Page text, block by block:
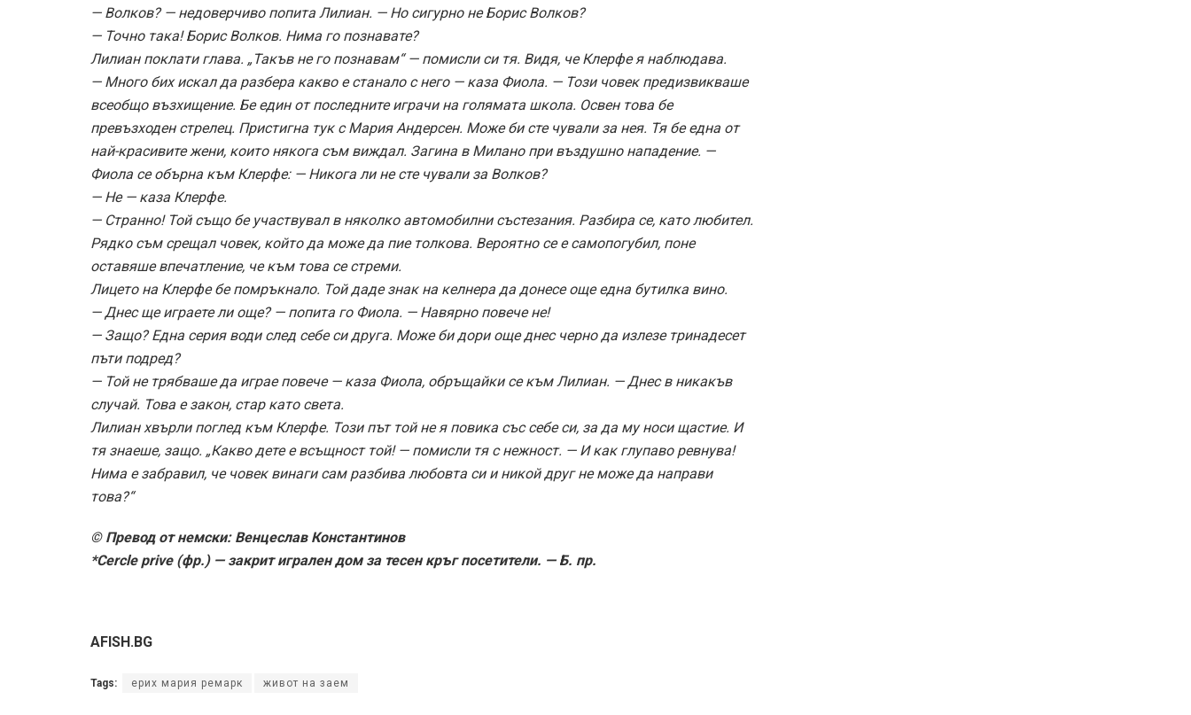
— Волков? — недоверчиво попита Лилиан. — Но сигурно не Борис Волков?
— Точно така! Борис Волков. Нима го познавате?
Лилиан поклати глава. „Такъв не го познавам“ — помисли си тя. Видя, че Клерфе я наблюдава.
— Много бих искал да разбера какво е станало с него — каза Фиола. — Този човек предизвикваше
всеобщо възхищение. Бе един от последните играчи на голямата школа. Освен това бе
превъзходен стрелец. Пристигна тук с Мария Андерсен. Може би сте чували за нея. Тя бе една от
най-красивите жени, които някога съм виждал. Загина в Милано при въздушно нападение. —
Фиола се обърна към Клерфе: — Никога ли не сте чували за Волков?
— Не — каза Клерфе.
— Странно! Той също бе участвувал в няколко автомобилни състезания. Разбира се, като любител.
Рядко съм срещал човек, който да може да пие толкова. Вероятно се е самопогубил, поне
оставяше впечатление, че към това се стреми.
Лицето на Клерфе бе помръкнало. Той даде знак на келнера да донесе още една бутилка вино.
— Днес ще играете ли още? — попита го Фиола. — Навярно повече не!
— Защо? Една серия води след себе си друга. Може би дори още днес черно да излезе тринадесет
пъти подред?
— Той не трябваше да играе повече — каза Фиола, обръщайки се към Лилиан. — Днес в никакъв
случай. Това е закон, стар като света.
Лилиан хвърли поглед към Клерфе. Този път той не я повика със себе си, за да му носи щастие. И
тя знаеше, защо. „Какво дете е всъщност той! — помисли тя с нежност. — И как глупаво ревнува!
Нима е забравил, че човек винаги сам разбива любовта си и никой друг не може да направи
това?“
© Превод от немски: Венцеслав Константинов
*Cercle prive (фр.) — закрит игрален дом за тесен кръг посетители. — Б. пр.
AFISH.BG
Tags: ерих мария ремарк живот на заем